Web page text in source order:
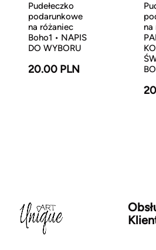
Pudełeczko
podarunkowe
na różaniec
Boho1 • NAPIS
DO WYBORU
20.00 PLN
na